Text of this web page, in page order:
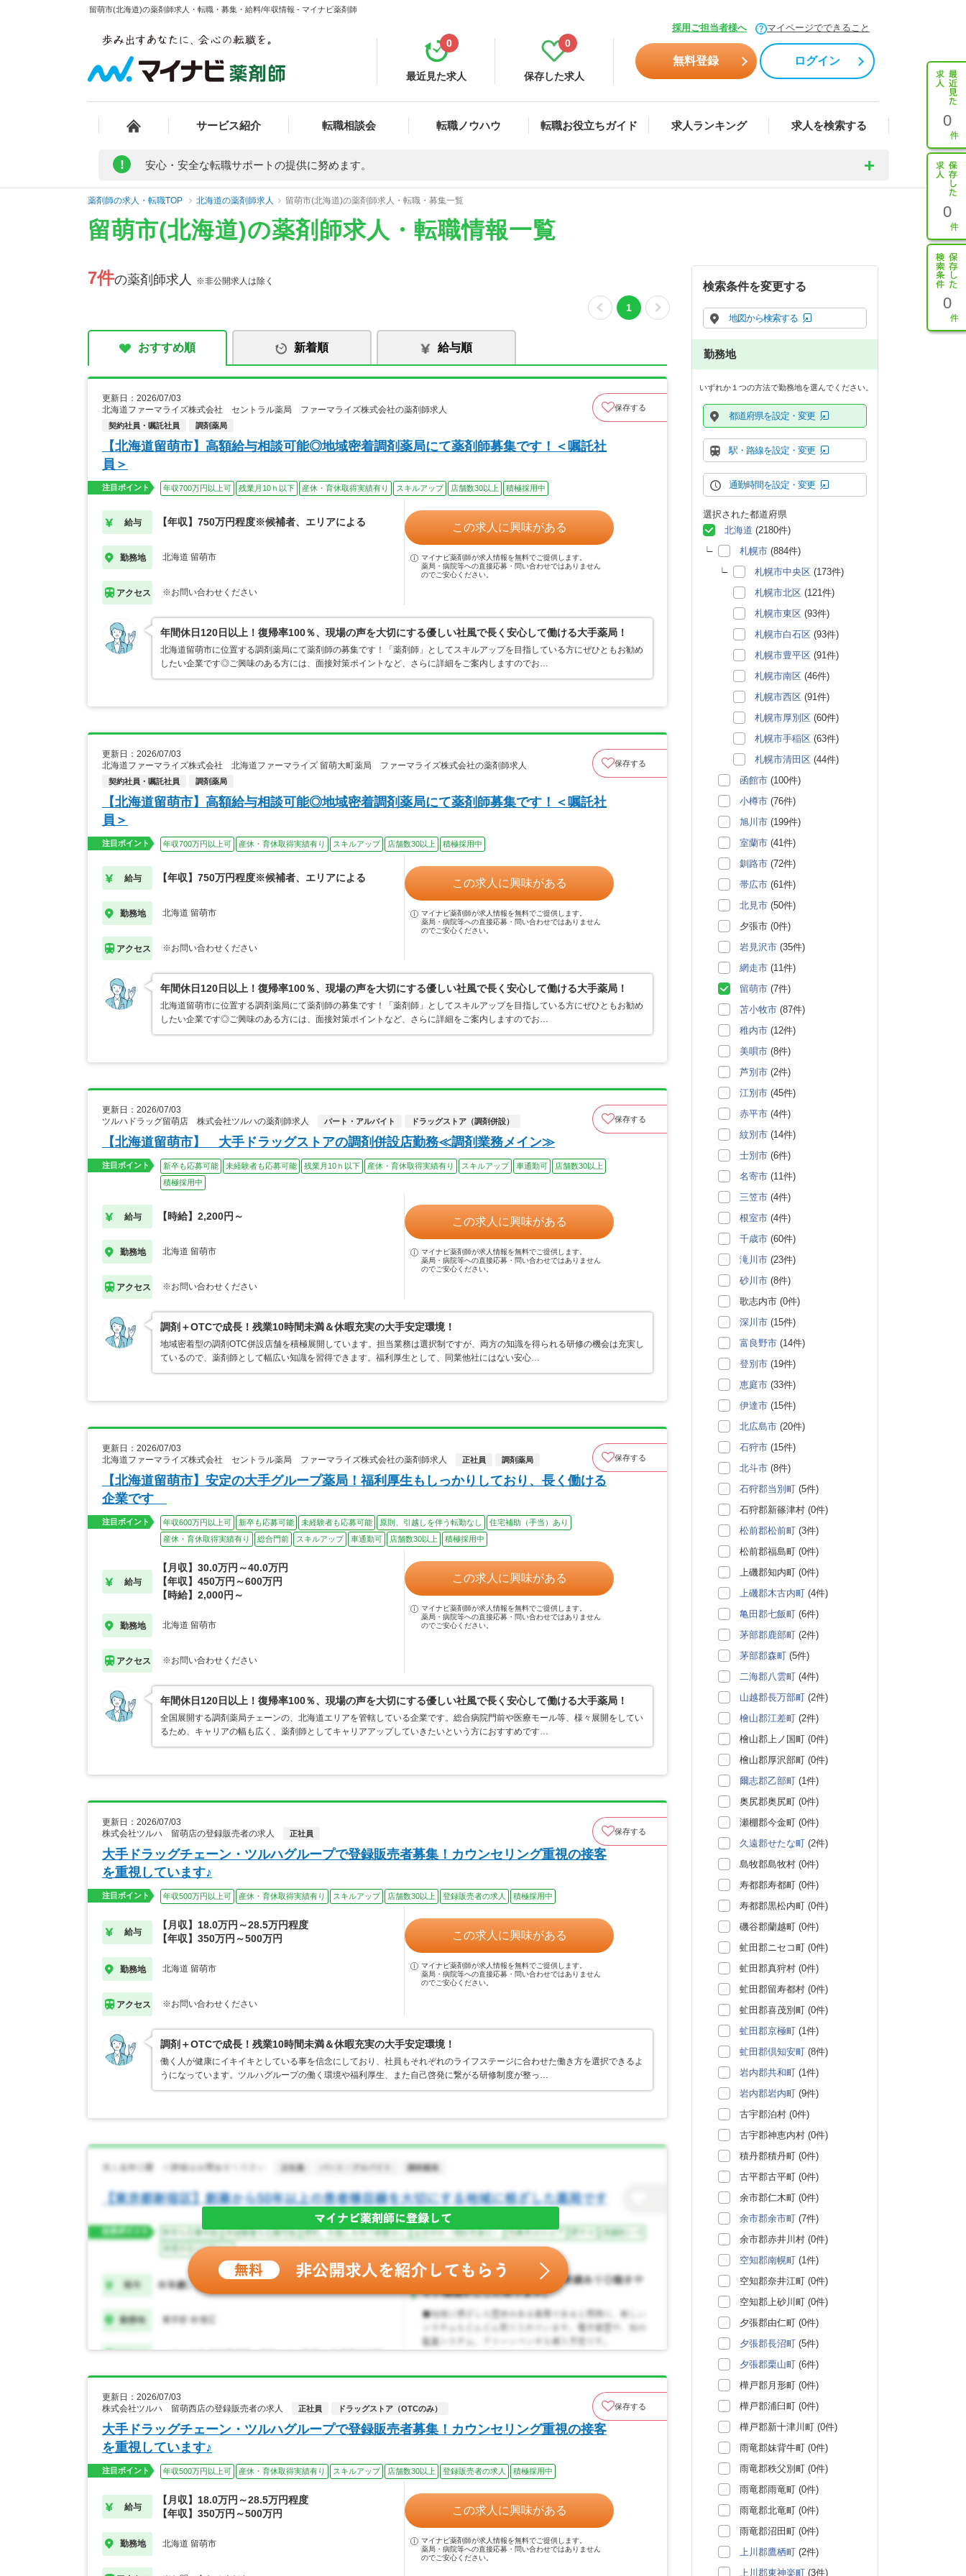
留萌市(北海道)の薬剤師求人・転職・募集・給料/年収情報 - マイナビ薬剤師
採用ご担当者様へ マイページでできること
最近見た求人
0
保存した求人
0
無料登録 ログイン
サービス紹介 転職相談会 転職ノウハウ 転職お役立ちガイド 求人ランキング 求人を検索する 0
0
0
! 安心・安全な転職サポートの提供に努めます。
薬剤師の求人・転職TOP 北海道の薬剤師求人 留萌市(北海道)の薬剤師求人・転職・募集一覧
留萌市(北海道)の薬剤師求人・転職情報一覧
7件の薬剤師求人 ※非公開求人は除く
1
おすすめ順 新着順 給与順
更新日：2026/07/03
北海道ファーマライズ株式会社 セントラル薬局 ファーマライズ株式会社の薬剤師求人
契約社員・嘱託社員 調剤薬局
保存する
【北海道留萌市】高額給与相談可能◎地域密着調剤薬局にて薬剤師募集です！＜嘱託社
員＞
注目ポイント 年収700万円以上可 残業月10ｈ以下 産休・育休取得実績有り スキルアップ 店舗数30以上 積極採用中
給与 【年収】750万円程度※候補者、エリアによる
勤務地 北海道 留萌市
アクセス ※お問い合わせください
この求人に興味がある
マイナビ薬剤師が求人情報を無料でご提供します。
薬局・病院等への直接応募・問い合わせではありません
のでご安心ください。
年間休日120日以上！復帰率100％、現場の声を大切にする優しい社風で長く安心して働ける大手薬局！
北海道留萌市に位置する調剤薬局にて薬剤師の募集です！「薬剤師」としてスキルアップを目指している方にぜひともお勧め
したい企業です◎ご興味のある方には、面接対策ポイントなど、さらに詳細をご案内しますのでお…
更新日：2026/07/03
北海道ファーマライズ株式会社 北海道ファーマライズ 留萌大町薬局 ファーマライズ株式会社の薬剤師求人
契約社員・嘱託社員 調剤薬局
保存する
【北海道留萌市】高額給与相談可能◎地域密着調剤薬局にて薬剤師募集です！＜嘱託社
員＞
注目ポイント 年収700万円以上可 産休・育休取得実績有り スキルアップ 店舗数30以上 積極採用中
給与 【年収】750万円程度※候補者、エリアによる
勤務地 北海道 留萌市
アクセス ※お問い合わせください
この求人に興味がある
マイナビ薬剤師が求人情報を無料でご提供します。
薬局・病院等への直接応募・問い合わせではありません
のでご安心ください。
年間休日120日以上！復帰率100％、現場の声を大切にする優しい社風で長く安心して働ける大手薬局！
北海道留萌市に位置する調剤薬局にて薬剤師の募集です！「薬剤師」としてスキルアップを目指している方にぜひともお勧め
したい企業です◎ご興味のある方には、面接対策ポイントなど、さらに詳細をご案内しますのでお…
更新日：2026/07/03
ツルハドラッグ留萌店 株式会社ツルハの薬剤師求人
パート・アルバイト ドラッグストア（調剤併設） 保存する
【北海道留萌市】 大手ドラッグストアの調剤併設店勤務≪調剤業務メイン≫
注目ポイント 新卒も応募可能 未経験者も応募可能 残業月10ｈ以下 産休・育休取得実績有り スキルアップ 車通勤可
店舗数30以上
積極採用中
給与 【時給】2,200円～
勤務地 北海道 留萌市
アクセス ※お問い合わせください
この求人に興味がある
マイナビ薬剤師が求人情報を無料でご提供します。
薬局・病院等への直接応募・問い合わせではありません
のでご安心ください。
調剤＋OTCで成長！残業10時間未満＆休暇充実の大手安定環境！
地域密着型の調剤OTC併設店舗を積極展開しています。担当業務は選択制ですが、両方の知識を得られる研修の機会は充実し
ているので、薬剤師として幅広い知識を習得できます。福利厚生として、同業他社にはない安心…
更新日：2026/07/03
北海道ファーマライズ株式会社 セントラル薬局 ファーマライズ株式会社の薬剤師求人
正社員 調剤薬局 保存する
【北海道留萌市】安定の大手グループ薬局！福利厚生もしっかりしており、長く働ける
企業です
注目ポイント 年収600万円以上可 新卒も応募可能 未経験者も応募可能 原則、引越しを伴う転勤なし
住宅補助（手当）あり
産休・育休取得実績有り
総合門前 スキルアップ 車通勤可 店舗数30以上 積極採用中
給与
【月収】30.0万円～40.0万円
【年収】450万円～600万円
【時給】2,000円～
勤務地 北海道 留萌市
アクセス ※お問い合わせください
この求人に興味がある
マイナビ薬剤師が求人情報を無料でご提供します。
薬局・病院等への直接応募・問い合わせではありません
のでご安心ください。
年間休日120日以上！復帰率100％、現場の声を大切にする優しい社風で長く安心して働ける大手薬局！
全国展開する調剤薬局チェーンの、北海道エリアを管轄している企業です。総合病院門前や医療モール等、様々展開をしてい
るため、キャリアの幅も広く、薬剤師としてキャリアアップしていきたいという方におすすめです…
更新日：2026/07/03
株式会社ツルハ 留萌店の登録販売者の求人
正社員 保存する
大手ドラッグチェーン・ツルハグループで登録販売者募集！カウンセリング重視の接客
を重視しています♪
注目ポイント 年収500万円以上可 産休・育休取得実績有り スキルアップ 店舗数30以上 登録販売者の求人 積極採用中
給与
【月収】18.0万円～28.5万円程度
【年収】350万円～500万円
勤務地 北海道 留萌市
アクセス ※お問い合わせください
この求人に興味がある
マイナビ薬剤師が求人情報を無料でご提供します。
薬局・病院等への直接応募・問い合わせではありません
のでご安心ください。
調剤＋OTCで成長！残業10時間未満＆休暇充実の大手安定環境！
働く人が健康にイキイキとしている事を信念にしており、社員もそれぞれのライフステージに合わせた働き方を選択できるよ
うになっています。ツルハグループの働く環境や福利厚生、また自己啓発に繋がる研修制度が整っ…
更新日：2026/07/03
株式会社ツルハ 留萌西店の登録販売者の求人
正社員 ドラッグストア（OTCのみ） 保存する
大手ドラッグチェーン・ツルハグループで登録販売者募集！カウンセリング重視の接客
を重視しています♪
注目ポイント 年収500万円以上可 産休・育休取得実績有り スキルアップ 店舗数30以上 登録販売者の求人 積極採用中
給与
【月収】18.0万円～28.5万円程度
【年収】350万円～500万円
勤務地 北海道 留萌市
この求人に興味がある
マイナビ薬剤師が求人情報を無料でご提供します。
薬局・病院等への直接応募・問い合わせではありません
のでご安心ください。
検索条件を変更する
地図から検索する
勤務地
いずれか１つの方法で勤務地を選んでください。
都道府県を設定・変更
駅・路線を設定・変更
通勤時間を設定・変更
選択された都道府県
北海道 (2180件)
札幌市 (884件)
札幌市中央区 (173件)
札幌市北区 (121件)
札幌市東区 (93件)
札幌市白石区 (93件)
札幌市豊平区 (91件)
札幌市南区 (46件)
札幌市西区 (91件)
札幌市厚別区 (60件)
札幌市手稲区 (63件)
札幌市清田区 (44件)
函館市 (100件)
小樽市 (76件)
旭川市 (199件)
室蘭市 (41件)
釧路市 (72件)
帯広市 (61件)
北見市 (50件)
夕張市 (0件)
岩見沢市 (35件)
網走市 (11件)
留萌市 (7件)
苫小牧市 (87件)
稚内市 (12件)
美唄市 (8件)
芦別市 (2件)
江別市 (45件)
赤平市 (4件)
紋別市 (14件)
士別市 (6件)
名寄市 (11件)
三笠市 (4件)
根室市 (4件)
千歳市 (60件)
滝川市 (23件)
砂川市 (8件)
歌志内市 (0件)
深川市 (15件)
富良野市 (14件)
登別市 (19件)
恵庭市 (33件)
伊達市 (15件)
北広島市 (20件)
石狩市 (15件)
北斗市 (8件)
石狩郡当別町 (5件)
石狩郡新篠津村 (0件)
松前郡松前町 (3件)
松前郡福島町 (0件)
上磯郡知内町 (0件)
上磯郡木古内町 (4件)
亀田郡七飯町 (6件)
茅部郡鹿部町 (2件)
茅部郡森町 (5件)
二海郡八雲町 (4件)
山越郡長万部町 (2件)
檜山郡江差町 (2件)
檜山郡上ノ国町 (0件)
檜山郡厚沢部町 (0件)
爾志郡乙部町 (1件)
奥尻郡奥尻町 (0件)
瀬棚郡今金町 (0件)
久遠郡せたな町 (2件)
島牧郡島牧村 (0件)
寿都郡寿都町 (0件)
寿都郡黒松内町 (0件)
磯谷郡蘭越町 (0件)
虻田郡ニセコ町 (0件)
虻田郡真狩村 (0件)
虻田郡留寿都村 (0件)
虻田郡喜茂別町 (0件)
虻田郡京極町 (1件)
虻田郡倶知安町 (8件)
岩内郡共和町 (1件)
岩内郡岩内町 (9件)
古宇郡泊村 (0件)
古宇郡神恵内村 (0件)
積丹郡積丹町 (0件)
古平郡古平町 (0件)
余市郡仁木町 (0件)
余市郡余市町 (7件)
余市郡赤井川村 (0件)
空知郡南幌町 (1件)
空知郡奈井江町 (0件)
空知郡上砂川町 (0件)
夕張郡由仁町 (0件)
夕張郡長沼町 (5件)
夕張郡栗山町 (6件)
樺戸郡月形町 (0件)
樺戸郡浦臼町 (0件)
樺戸郡新十津川町 (0件)
雨竜郡妹背牛町 (0件)
雨竜郡秩父別町 (0件)
雨竜郡雨竜町 (0件)
雨竜郡北竜町 (0件)
雨竜郡沼田町 (0件)
上川郡鷹栖町 (2件)
上川郡東神楽町 (3件)